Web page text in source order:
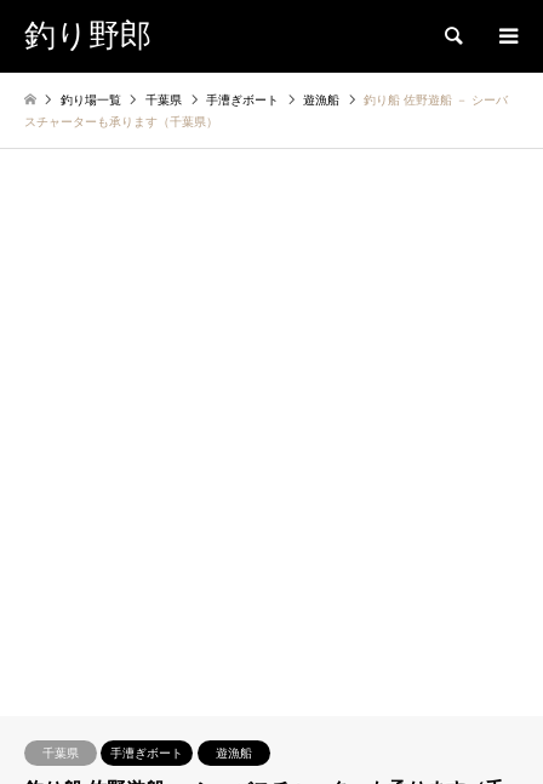
釣り野郎 検索
釣り場一覧 千葉県 手漕ぎボート 遊漁船
釣り船 佐野遊船 － シーバ
スチャーターも承ります（千葉県）
千葉県 手漕ぎボート 遊漁船